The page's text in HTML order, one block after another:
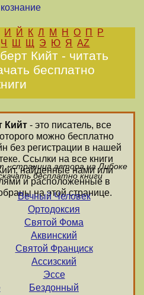
И Й К Л М Н О П
Р
Ч Ш Щ Э Ю Я AZ
Кийт - читать
бесплатно
Кийт - это писатель, все
можно бесплатно
без регистрации в нашей
Ссылки на все книги
найденные нами или
и расположенные в
на этой странице.
страница автора на Либоке
бесплатно книги
Вечный Человек
Ортодоксия
Святой Фома
Аквинский
Святой Франциск
Ассизский
Эссе
Бездонный